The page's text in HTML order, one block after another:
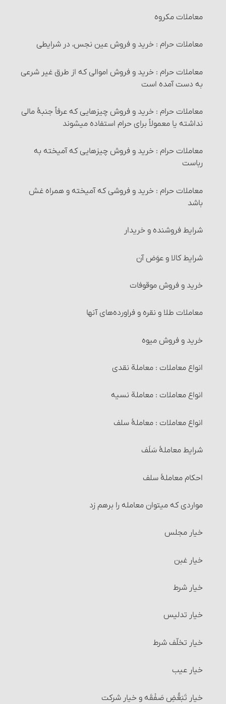
معاملات مکروه
معاملات حرام‏ : خرید و فروش عین نجس، در شرایطی
معاملات حرام‏ : خرید و فروش اموالی که از طرق غیر شرعی
به دست آمده است
معاملات حرام‏ : خرید و فروش چیزهایی که عرفاً جنبۀ مالی
نداشته یا معمولاً برای حرام استفاده می‏شوند
معاملات حرام‏ : خرید و فروش چیزهایی که آمیخته به
رباست
معاملات حرام‏ : خرید و فروشی که آمیخته و همراه غش
باشد
شرایط فروشنده و خریدار
شرایط کالا و عوَض آن
خرید و فروش موقوفات
معاملات طلا و نقره و فراورده‌های آنها‏
خرید و فروش میوه‏
انواع معاملات‏ : معاملة نقدی
انواع معاملات‏ : معاملة نسیه
انواع معاملات‏ : معاملۀ سلف‏
شرایط معاملۀ سَلَف
احکام معاملۀ سلف
مواردی که می‏توان معامله را برهم زد
خیار مجلس
خیار غبن
خیار شرط
خیار تدلیس
خیار تخلّف شرط
خیار عیب
خیار تَبَعُّضِ صَفْقَه و خیار شرکت